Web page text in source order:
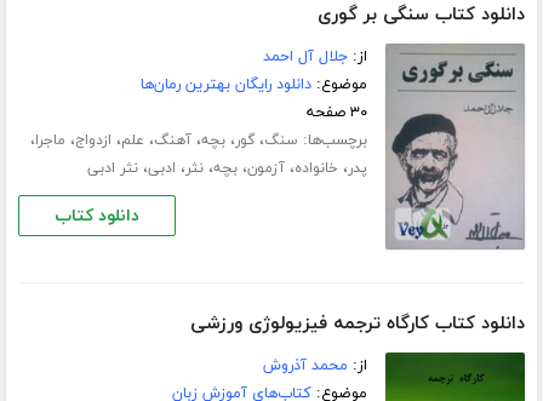
دانلود کتاب سنگی بر گوری
از:جلال آل احمد
موضوع:دانلود رایگان بهترین رمان‌ها
۳۰ صفحه
برچسب‌ها: سنگ،گور،بچه،آهنگ، علم، ازدواج، ماجرا،
پدر، خانواده،آزمون،بچه،نثر، ادبی،نثر ادبی
دانلود کتاب
دانلود کتاب کارگاه ترجمه فیزیولوژی ورزشی
از: محمد آذروش
موضوع:کتاب‌های آموزش زبان